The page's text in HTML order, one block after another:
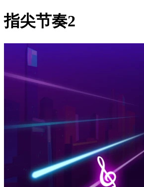
指尖节奏2